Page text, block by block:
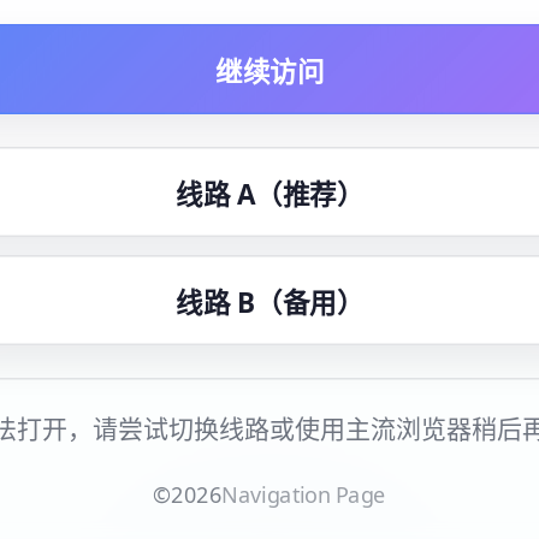
继续访问
线路 A（推荐）
线路 B（备用）
打开，请尝试切换线路或使用主流浏览器稍后
©2026Navigation Page